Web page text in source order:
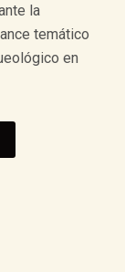
la
temático
en